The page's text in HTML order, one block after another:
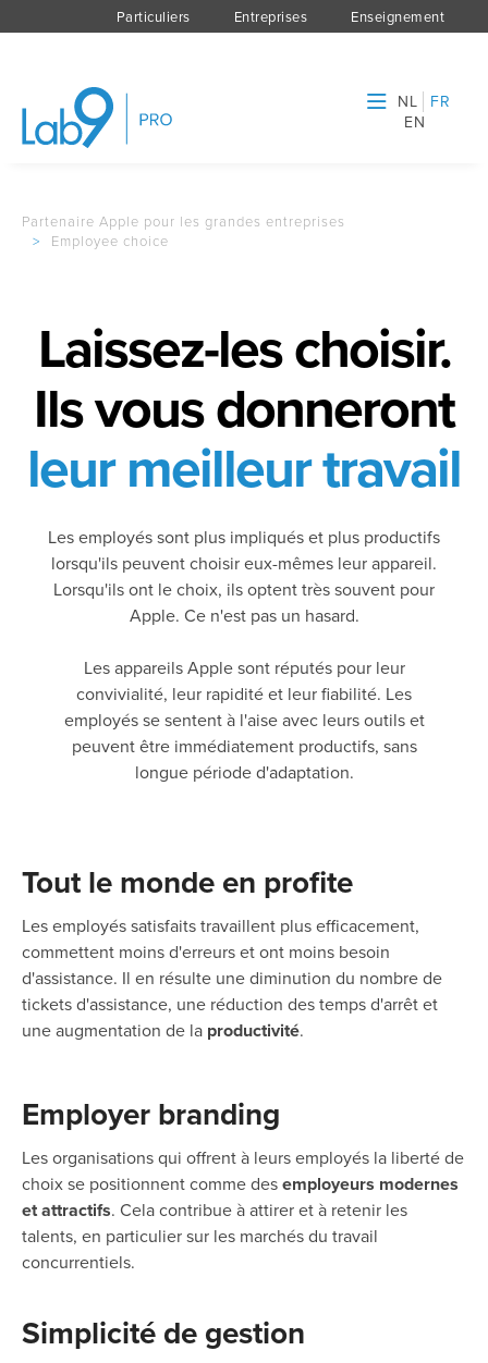
Particuliers Entreprises Enseignement
NL
FR
EN
Partenaire Apple pour les grandes entreprises
>
Employee choice
Laissez-les choisir.
Ils vous donneront
leur meilleur travail
Les employés sont plus impliqués et plus productifs
lorsqu'ils peuvent choisir eux-mêmes leur appareil.
Lorsqu'ils ont le choix, ils optent très souvent pour
Apple. Ce n'est pas un hasard.
Les appareils Apple sont réputés pour leur
convivialité, leur rapidité et leur fiabilité. Les
employés se sentent à l'aise avec leurs outils et
peuvent être immédiatement productifs, sans
longue période d'adaptation.
Tout le monde en profite
Les employés satisfaits travaillent plus efficacement,
commettent moins d'erreurs et ont moins besoin
d'assistance. Il en résulte une diminution du nombre de
tickets d'assistance, une réduction des temps d'arrêt et
une augmentation de la productivité.
Employer branding
Les organisations qui offrent à leurs employés la liberté de
choix se positionnent comme desemployeurs modernes
et attractifs. Cela contribue à attirer et à retenir les
talents, en particulier sur les marchés du travail
concurrentiels.
Simplicité de gestion